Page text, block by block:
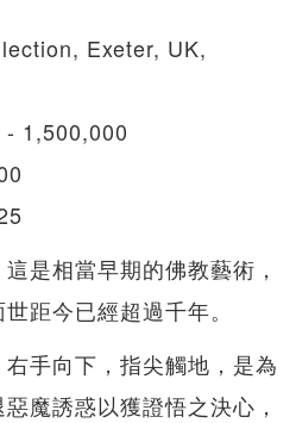
Exeter, UK,
1,500,000
是相當早期的佛教藝術，
距今已經超過千年。
手向下，指尖觸地，是為
魔誘惑以獲證悟之決心，